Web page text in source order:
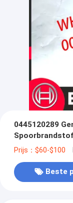
0445120289
5268408
Prijs：$60-$100
Beste